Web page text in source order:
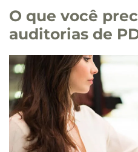
O que você
auditorias de